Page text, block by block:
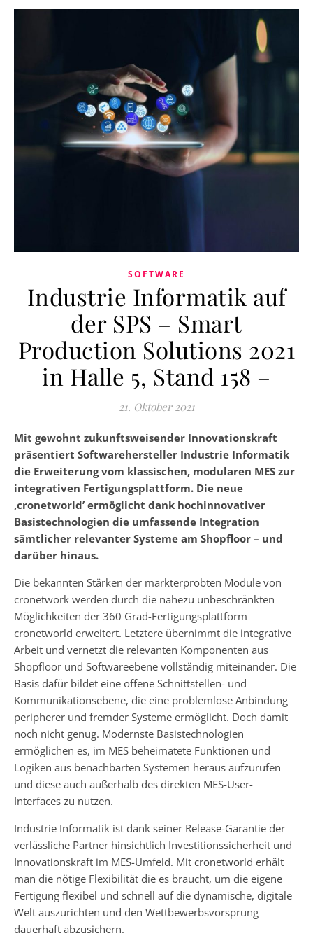
SOFTWARE
Industrie Informatik auf
der SPS – Smart
Production Solutions 2021
in Halle 5, Stand 158 –
21. Oktober 2021
Mit gewohnt zukunftsweisender Innovationskraft
präsentiert Softwarehersteller Industrie Informatik
die Erweiterung vom klassischen, modularen MES zur
integrativen Fertigungsplattform. Die neue
‚cronetworld’ ermöglicht dank hochinnovativer
Basistechnologien die umfassende Integration
sämtlicher relevanter Systeme am Shopfloor – und
darüber hinaus.
Die bekannten Stärken der markterprobten Module von
cronetwork werden durch die nahezu unbeschränkten
Möglichkeiten der 360 Grad-Fertigungsplattform
cronetworld erweitert. Letztere übernimmt die integrative
Arbeit und vernetzt die relevanten Komponenten aus
Shopfloor und Softwareebene vollständig miteinander. Die
Basis dafür bildet eine offene Schnittstellen- und
Kommunikationsebene, die eine problemlose Anbindung
peripherer und fremder Systeme ermöglicht. Doch damit
noch nicht genug. Modernste Basistechnologien
ermöglichen es, im MES beheimatete Funktionen und
Logiken aus benachbarten Systemen heraus aufzurufen
und diese auch außerhalb des direkten MES-User-
Interfaces zu nutzen.
Industrie Informatik ist dank seiner Release-Garantie der
verlässliche Partner hinsichtlich Investitionssicherheit und
Innovationskraft im MES-Umfeld. Mit cronetworld erhält
man die nötige Flexibilität die es braucht, um die eigene
Fertigung flexibel und schnell auf die dynamische, digitale
Welt auszurichten und den Wettbewerbsvorsprung
dauerhaft abzusichern.